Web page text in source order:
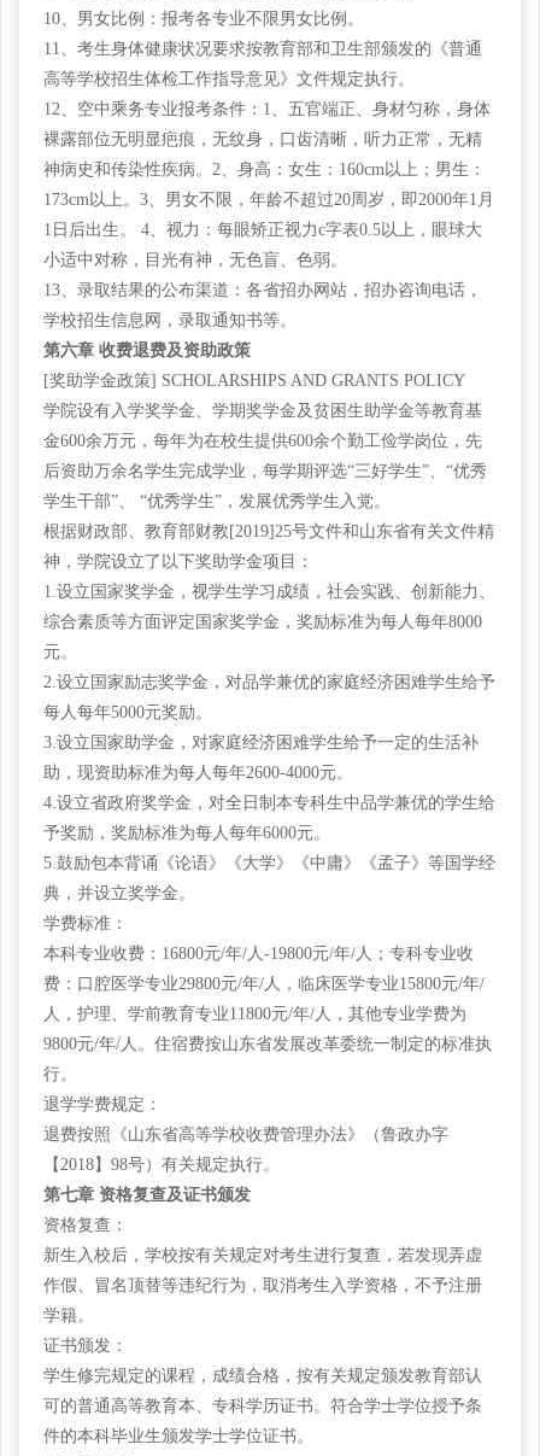
10、男女比例：报考各专业不限男女比例。
11、考生身体健康状况要求按教育部和卫生部颁发的《普通
高等学校招生体检工作指导意见》文件规定执行。
12、空中乘务专业报考条件：1、五官端正、身材匀称，身体
裸露部位无明显疤痕，无纹身，口齿清晰，听力正常，无精
神病史和传染性疾病。2、身高：女生：160cm以上；男生：
173cm以上。3、男女不限，年龄不超过20周岁，即2000年1月
1日后出生。 4、视力：每眼矫正视力c字表0.5以上，眼球大
小适中对称，目光有神，无色盲、色弱。
13、录取结果的公布渠道：各省招办网站，招办咨询电话，
学校招生信息网，录取通知书等。
第六章 收费退费及资助政策
[奖助学金政策] SCHOLARSHIPS AND GRANTS POLICY
学院设有入学奖学金、学期奖学金及贫困生助学金等教育基
金600余万元，每年为在校生提供600余个勤工俭学岗位，先
后资助万余名学生完成学业，每学期评选“三好学生”、“优秀
学生干部”、 “优秀学生”，发展优秀学生入党。
根据财政部、教育部财教 [2019]25号文件和山东省有关文件精
神，学院设立了以下奖助学金项目：
1.设立国家奖学金，视学生学习成绩，社会实践、创新能力、
综合素质等方面评定国家奖学金，奖励标准为每人每年8000
元。
2.设立国家励志奖学金，对品学兼优的家庭经济困难学生给予
每人每年5000元奖励。
3.设立国家助学金，对家庭经济困难学生给予一定的生活补
助，现资助标准为每人每年2600-4000元。
4.设立省政府奖学金，对全日制本专科生中品学兼优的学生给
予奖励，奖励标准为每人每年6000元。
5.鼓励包本背诵《论语》《大学》《中庸》《孟子》等国学经
典，并设立奖学金。
学费标准：
本科专业收费： 16800元/年/人-19800元/年/人；专科专业收
费：口腔医学专业29800元/年/人，临床医学专业15800元/年/
人，护理、学前教育专业11800元/年/人，其他专业学费为
9800元/年/人。住宿费按山东省发展改革委统一制定的标准执
行。
退学学费规定：
退费按照《山东省高等学校收费管理办法》（鲁政办字
【2018】98号）有关规定执行。
第七章 资格复查及证书颁发
资格复查：
新生入校后，学校按有关规定对考生进行复查，若发现弄虚
作假、冒名顶替等违纪行为，取消考生入学资格，不予注册
学籍。
证书颁发：
学生修完规定的课程，成绩合格，按有关规定颁发教育部认
可的普通高等教育本、专科学历证书。符合学士学位授予条
件的本科毕业生颁发学士学位证书。